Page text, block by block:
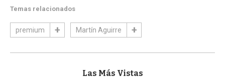
Temas relacionados
premium Martín Aguirre
Las Más Vistas